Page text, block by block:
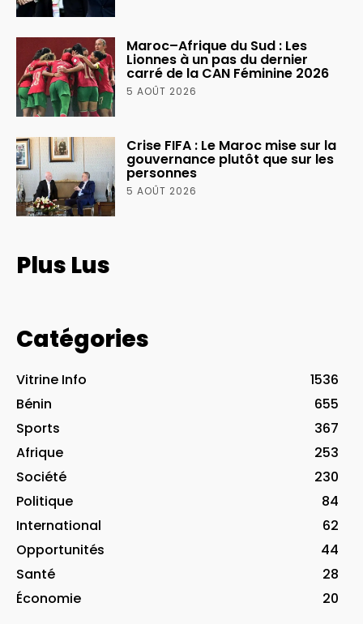
Maroc–Afrique du Sud : Les
Lionnes à un pas du dernier
carré de la CAN Féminine 2026
5 AOÛT 2026
Crise FIFA : Le Maroc mise sur la
gouvernance plutôt que sur les
personnes
5 AOÛT 2026
Plus Lus
Catégories
Vitrine Info
1536
Bénin
655
Sports
367
Afrique
253
Société
230
Politique
84
International
62
Opportunités
44
Santé
28
Économie
20